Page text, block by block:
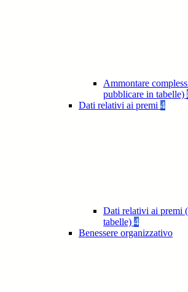
Ammontare
pubblicare in tabelle)
Dati relativi ai premi 4
Dati relativi ai premi
tabelle) 4
Benessere organizzativo